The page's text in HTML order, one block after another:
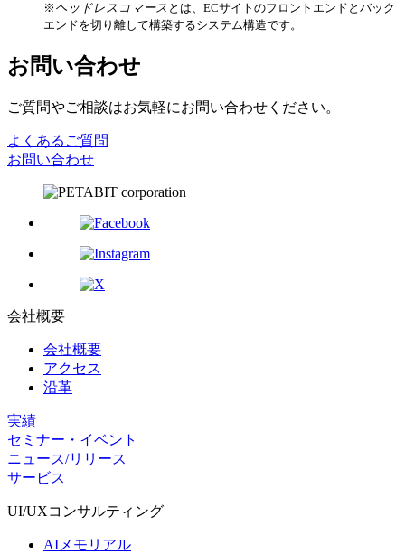
※ ヘッドレスコマース とは、ECサイトのフロントエンドとバック
エンドを切り離して構築するシステム構造です。
お問い合わせ
ご質問やご相談はお気軽にお問い合わせください。
よくあるご質問
お問い合わせ
会社概要
会社概要
アクセス
沿革
実績
セミナー・イベント
ニュース/リリース
サービス
UI/UXコンサルティング
AIメモリアル